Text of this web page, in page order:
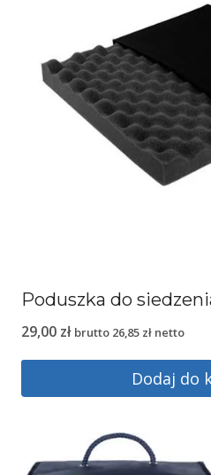
Poduszka do
29,00 zł brutto 26,85 zł netto
Dodaj do